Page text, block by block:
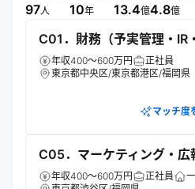
を中心に、業界のデジタル化と業
97人 10年 13.4億4.8億
C01．財務（予実管理・IR
年収400～600万円
正社員
東京都中央区/東京都港区/福岡県
マッチ度
C05．マーケティング・広
年収400～600万円 正社員